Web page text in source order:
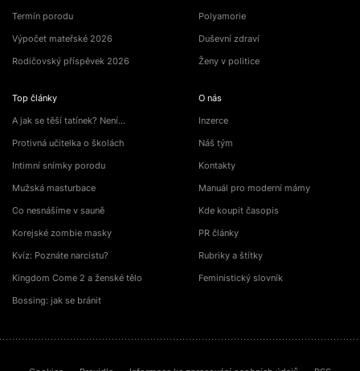
Termín porodu
Výpočet mateřské 2026
Rodičovský příspěvek 2026
Top články
A jak se těší tatínek? Není…
Protivná učitelka o školách
Intimní snímky porodu
Mužská masturbace
Co nesnášíme v sauně
Korejské zombie masky
Kvíz: Poznáte narcistu?
Kingdom Come 2 a ženské tělo
Bossing: jak se bránit
Polyamorie
Duševní zdraví
Ženy v politice
O nás
Inzerce
Náš tým
Kontakty
Manuál pro moderní mámy
Kde koupit časopis
PR články
Rubriky a štítky
Feministický slovník